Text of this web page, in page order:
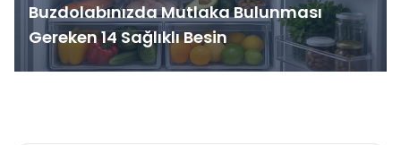
Buzdolabınızda Mutlaka Bulunması
Gereken 14 Sağlıklı Besin